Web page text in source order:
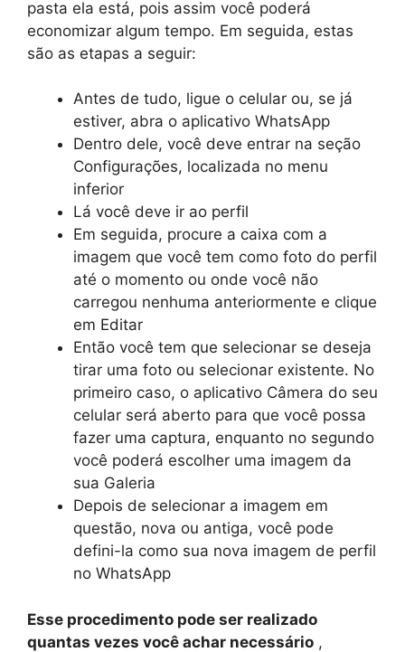
pasta ela está, pois assim você poderá
economizar algum tempo. Em seguida, estas
são as etapas a seguir:
Antes de tudo, ligue o celular ou, se já
estiver, abra o aplicativo WhatsApp
Dentro dele, você deve entrar na seção
Configurações, localizada no menu
inferior
Lá você deve ir ao perfil
Em seguida, procure a caixa com a
imagem que você tem como foto do perfil
até o momento ou onde você não
carregou nenhuma anteriormente e clique
em Editar
Então você tem que selecionar se deseja
tirar uma foto ou selecionar existente. No
primeiro caso, o aplicativo Câmera do seu
celular será aberto para que você possa
fazer uma captura, enquanto no segundo
você poderá escolher uma imagem da
sua Galeria
Depois de selecionar a imagem em
questão, nova ou antiga, você pode
defini-la como sua nova imagem de perfil
no WhatsApp
Esse procedimento pode ser realizado
quantas vezes você achar necessário ,